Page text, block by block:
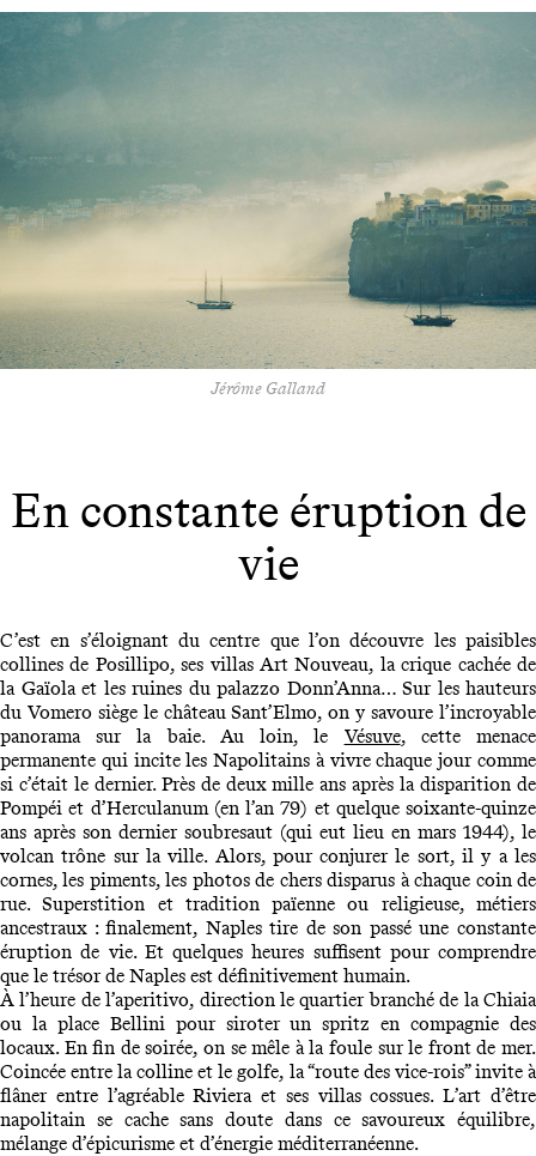
Jérôme Galland
En constante éruption de
vie
C’est en s’éloignant du centre que l’on découvre les paisibles
collines de Posillipo, ses villas Art Nouveau, la crique cachée de
la Gaïola et les ruines du palazzo Donn’Anna… Sur les hauteurs
du Vomero siège le château Sant’Elmo, on y savoure l’incroyable
panorama sur la baie. Au loin, le Vésuve, cette menace
permanente qui incite les Napolitains à vivre chaque jour comme
si c’était le dernier. Près de deux mille ans après la disparition de
Pompéi et d’Herculanum (en l’an 79) et quelque soixante-quinze
ans après son dernier soubresaut (qui eut lieu en mars 1944), le
volcan trône sur la ville. Alors, pour conjurer le sort, il y a les
cornes, les piments, les photos de chers disparus à chaque coin de
rue. Superstition et tradition païenne ou religieuse, métiers
ancestraux : finalement, Naples tire de son passé une constante
éruption de vie. Et quelques heures suffisent pour comprendre
que le trésor de Naples est définitivement humain.
À l’heure de l’aperitivo, direction le quartier branché de la Chiaia
ou la place Bellini pour siroter un spritz en compagnie des
locaux. En fin de soirée, on se mêle à la foule sur le front de mer.
Coincée entre la colline et le golfe, la “route des vice-rois” invite à
flâner entre l’agréable Riviera et ses villas cossues. L’art d’être
napolitain se cache sans doute dans ce savoureux équilibre,
mélange d’épicurisme et d’énergie méditerranéenne.